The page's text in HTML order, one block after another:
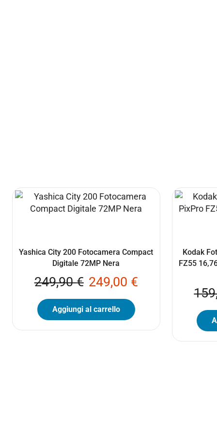
Yashica City 200 Fotocamera Compact
Digitale 72MP Nera
249,90€ 249,00 €
Aggiungi al carrello
Kodak
FZ55